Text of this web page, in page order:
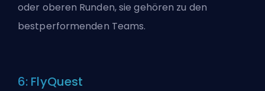
oder oberen Runden, sie gehören zu den
bestperformenden Teams.
6: FlyQuest